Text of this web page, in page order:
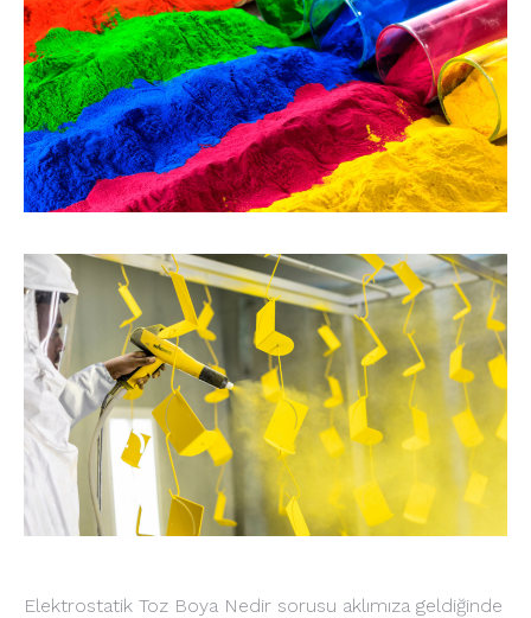
Elektrostatik Toz Boya Nedir sorusu aklımıza geldiğinde